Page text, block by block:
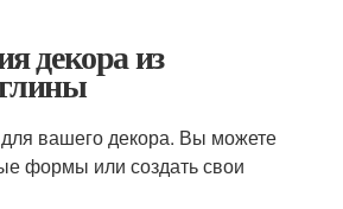
декора из
вашего декора. Вы можете
формы или создать свои